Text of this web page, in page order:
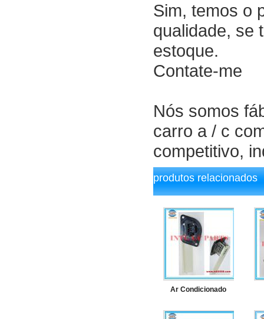
Sim, temos o
qualidade, se
estoque.
Contate-me
Nós somos
carro a / c
competitivo,
produtos relacionados
Ar Condicionado